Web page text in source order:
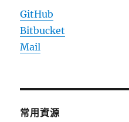
GitHub
Bitbucket
Mail
常用資源